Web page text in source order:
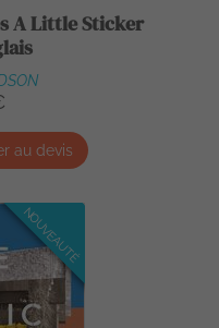
A Little Sticker
au devis
NOUVEAUTÉ